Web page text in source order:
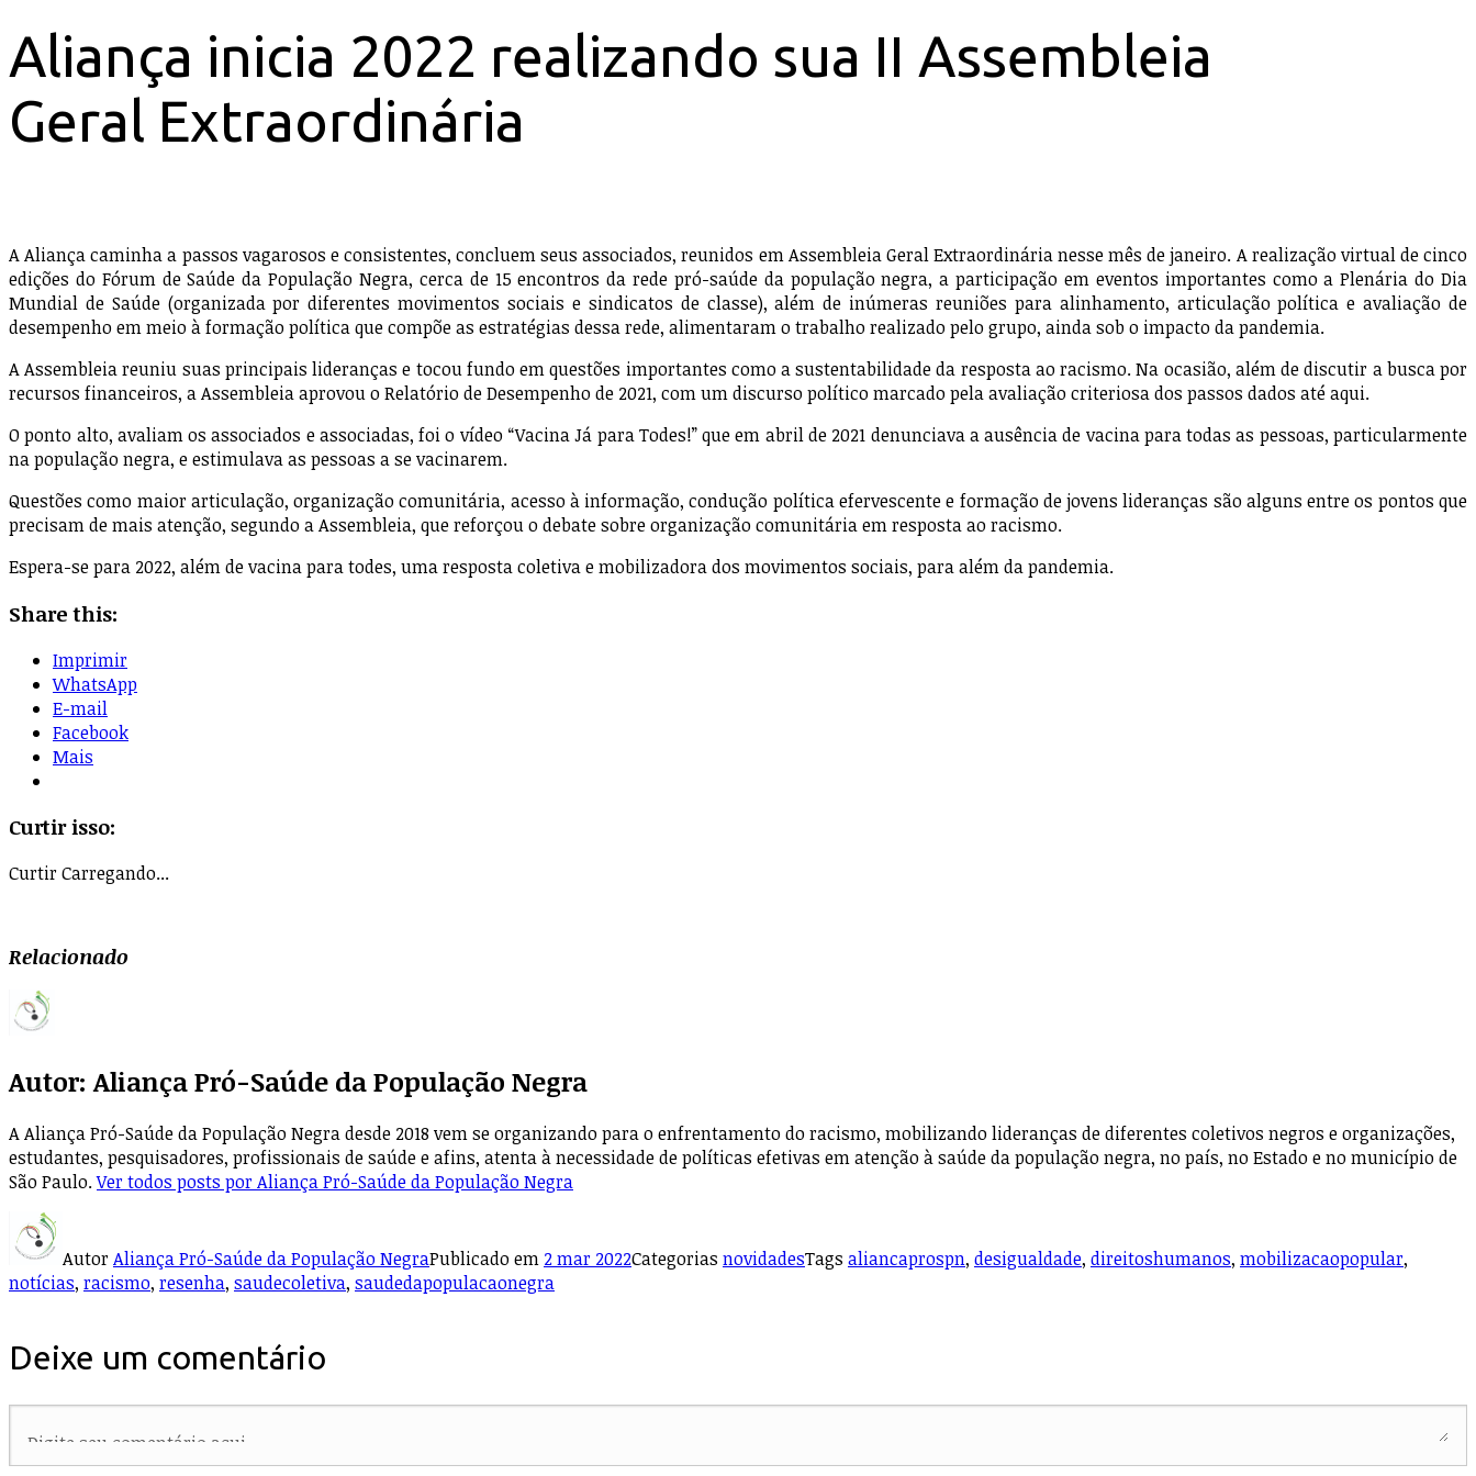
Aliança inicia 2022 realizando sua II Assembleia
Geral Extraordinária
A Aliança caminha a passos vagarosos e consistentes, concluem seus associados, reunidos em Assembleia Geral Extraordinária nesse mês de janeiro. A realização virtual de cinco
edições do Fórum de Saúde da População Negra, cerca de 15 encontros da rede pró-saúde da população negra, a participação em eventos importantes como a Plenária do Dia
Mundial de Saúde (organizada por diferentes movimentos sociais e sindicatos de classe), além de inúmeras reuniões para alinhamento, articulação política e avaliação de
desempenho em meio à formação política que compõe as estratégias dessa rede, alimentaram o trabalho realizado pelo grupo, ainda sob o impacto da pandemia.
A Assembleia reuniu suas principais lideranças e tocou fundo em questões importantes como a sustentabilidade da resposta ao racismo. Na ocasião, além de discutir a busca por
recursos financeiros, a Assembleia aprovou o Relatório de Desempenho de 2021, com um discurso político marcado pela avaliação criteriosa dos passos dados até aqui.
O ponto alto, avaliam os associados e associadas, foi o vídeo “Vacina Já para Todes!” que em abril de 2021 denunciava a ausência de vacina para todas as pessoas, particularmente
na população negra, e estimulava as pessoas a se vacinarem.
Questões como maior articulação, organização comunitária, acesso à informação, condução política efervescente e formação de jovens lideranças são alguns entre os pontos que
precisam de mais atenção, segundo a Assembleia, que reforçou o debate sobre organização comunitária em resposta ao racismo.
Espera-se para 2022, além de vacina para todes, uma resposta coletiva e mobilizadora dos movimentos sociais, para além da pandemia.
Share this:
Imprimir
WhatsApp
E-mail
Facebook
Mais
Curtir isso:
CurtirCarregando...
Relacionado
Autor: Aliança Pró-Saúde da População Negra
A Aliança Pró-Saúde da População Negra desde 2018 vem se organizando para o enfrentamento do racismo, mobilizando lideranças de diferentes coletivos negros e organizações,
estudantes, pesquisadores, profissionais de saúde e afins, atenta à necessidade de políticas efetivas em atenção à saúde da população negra, no país, no Estado e no município de
São Paulo.Ver todos posts por Aliança Pró-Saúde da População Negra
AutorAliança Pró-Saúde da População NegraPublicado em 2 mar 2022Categorias novidadesTags aliancaprospn, desigualdade, direitoshumanos, mobilizacaopopular,
notícias, racismo, resenha, saudecoletiva, saudedapopulacaonegra
Deixe um comentário